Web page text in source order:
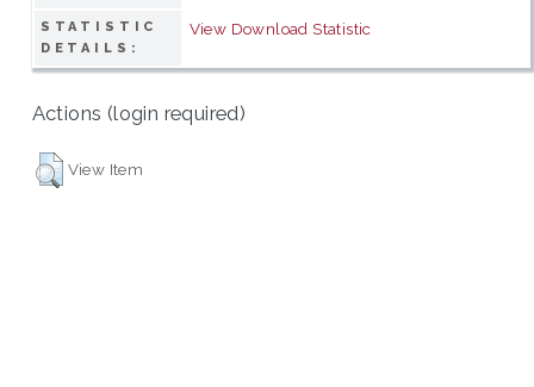
STATISTIC
DETAILS:
View Download Statistic
Actions (login required)
View Item